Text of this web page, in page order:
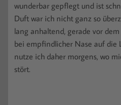
wunderbar gepflegt und ist
Duft war ich nicht ganz so
lang anhaltend, gerade vor
bei empfindlicher Nase auf die
nutze ich daher morgens, wo
stört.